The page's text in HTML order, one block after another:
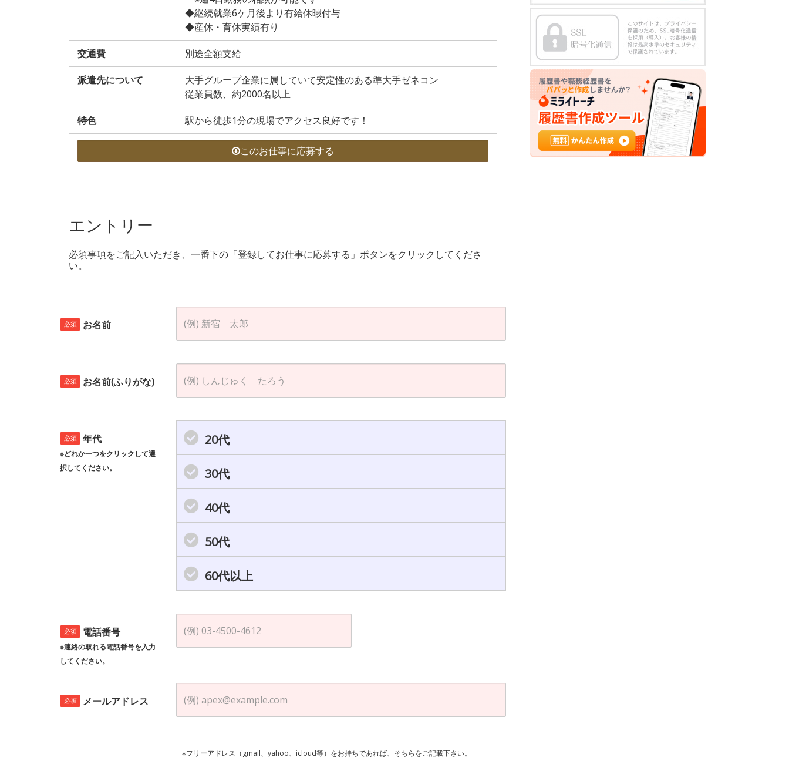
◆継続就業6ケ月後より有給休暇付与
◆産休・育休実績有り
交通費 別途全額支給
派遣先について
大手グループ企業に属していて安定性のある準大手ゼネコン
従業員数、約2000名以上
特色 駅から徒歩1分の現場でアクセス良好です！
このお仕事に応募する
エントリー
必須事項をご記入いただき、一番下の「登録してお仕事に応募する」ボタンをクリックしてくださ
い。
必須 お名前
必須 お名前(ふりがな)
必須 年代
※どれか一つをクリックして選
択してください。
20代
30代
40代
50代
60代以上
必須 電話番号
※連絡の取れる電話番号を入力
してください。
必須 メールアドレス
※フリーアドレス（gmail、yahoo、icloud等）をお持ちであれば、そちらをご記載下さい。